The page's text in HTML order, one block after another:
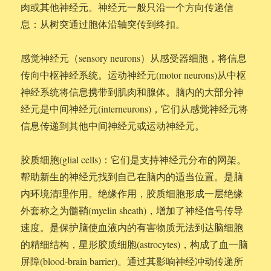
肉或其他神经元。神经元一般只沿一个方向传递信
息：从树突通过胞体沿轴突传到终扣。
感觉神经元（sensory neurons）从感受器细胞，将信息
传向中枢神经系统。运动神经元(motor neurons)从中枢
神经系统将信息携带到肌肉和腺体。脑内的大部分神
经元是中间神经元(interneurons)，它们从感觉神经元将
信息传递到其他中间神经元或运动神经元。
胶质细胞(glial cells)：它们是支持神经元分布的网架。
帮助新生的神经元找到自己在脑内的适当位置。是脑
内环境清理作用。绝缘作用，胶质细胞形成一层绝缘
外套称之为髓鞘(myelin sheath)，增加了神经信号传导
速度。是保护脑使血液内的有害物质无法到达脑细胞
的精细结构，星形胶质细胞(astrocytes)，构成了血一脑
屏障(blood-brain barrier)。通过其影响神经冲动传递所